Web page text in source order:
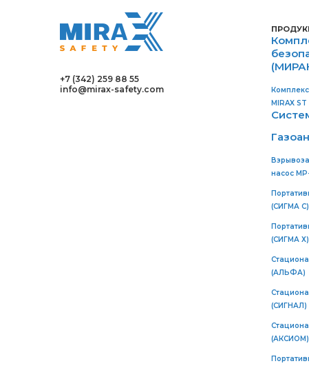
+7 (342) 259 88 55
info@mirax-safety.com
MIRAX
насос
(СИГМА C)
(СИГМА Х)
(АЛЬФА)
(СИГНАЛ)
(АКСИОМ)